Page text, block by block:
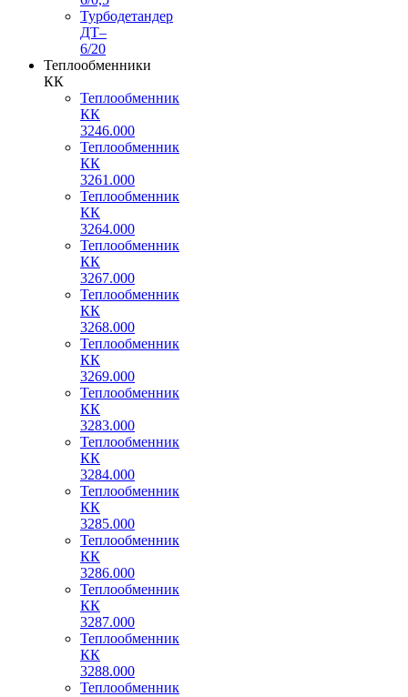
Турбодетандер
ДТ–
6/20
Теплообменники
КК
Теплообменник
КК
3246.000
Теплообменник
КК
3261.000
Теплообменник
КК
3264.000
Теплообменник
КК
3267.000
Теплообменник
КК
3268.000
Теплообменник
КК
3269.000
Теплообменник
КК
3283.000
Теплообменник
КК
3284.000
Теплообменник
КК
3285.000
Теплообменник
КК
3286.000
Теплообменник
КК
3287.000
Теплообменник
КК
3288.000
Теплообменник